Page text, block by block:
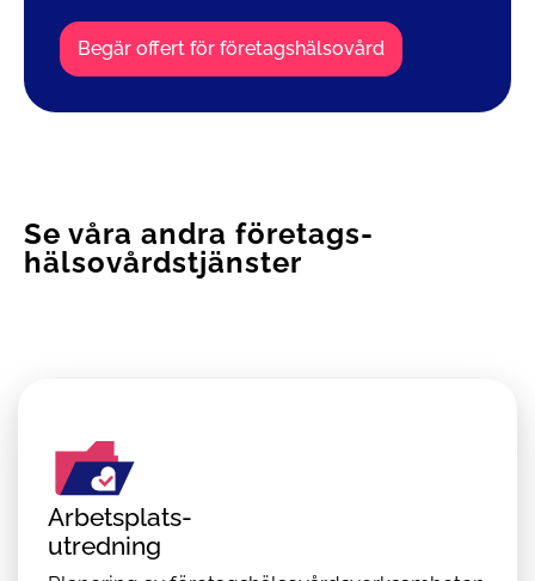
Begär offert för företags­hälsovård
Se våra andra företags­
hälsovårdstjänster
Arbetsplats-
utredning